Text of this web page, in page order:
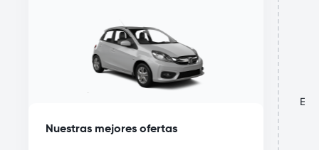
Nuestras mejores ofertas